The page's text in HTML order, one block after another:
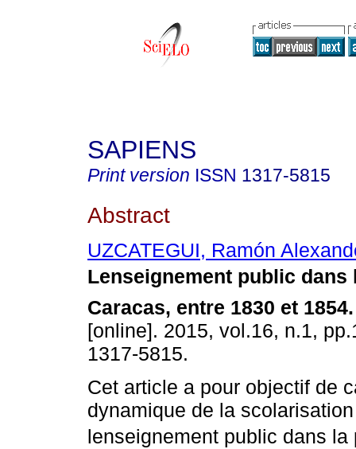
SAPIENS
Print version ISSN 1317-5815
Abstract
UZCATEGUI, Ramón
Lenseignement public
Caracas, entre 1830 et 1854.
[online]. 2015, vol.16, n.1,
1317-5815.
Cet article a pour objectif de
dynamique de la
lenseignement public dans